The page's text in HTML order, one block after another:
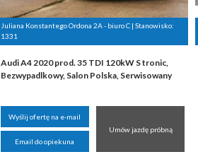
Juliana Konstantego Ordona 2A - biuro C | Stanowisko:
1331
Audi A4 2020 prod. 35 TDI 120kW S tronic,
Bezwypadlkowy, Salon Polska, Serwisowany
Wyślij ofertę na e-mail
Email do opiekuna
Umów jazdę próbną